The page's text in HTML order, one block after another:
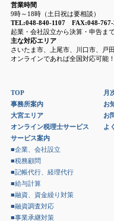
営業時間
9時～18時（土日祝は要相談）
TEL:048-840-1107 FAX:048-767-
起業・会社設立から決算・申告ま
主な対応エリア
さいたま市、上尾市、川口市、戸
オンラインであれば全国対応可能！
TOP
事務所案内
大宮エリア
オンライン税理士サービス
サービス案内
■企業、会社設立
■税務顧問
■記帳代行、経理代行
■給与計算
■融資、資金繰り対策
■融資調査対応
■事業承継対策
月
お
お
よ